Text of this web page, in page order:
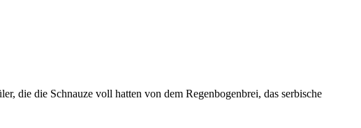
die die Schnauze voll hatten von dem Regenbogenbrei, das serbische